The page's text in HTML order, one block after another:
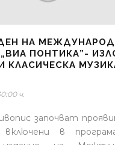
НА
ПОНТИКА”-
КЛАСИЧЕСКА
ч.
започват
включени в